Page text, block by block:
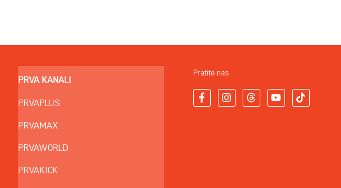
PRVA KANALI
PRVAPLUS
PRVAMAX
PRVAWORLD
PRVAKICK
Pratite nas